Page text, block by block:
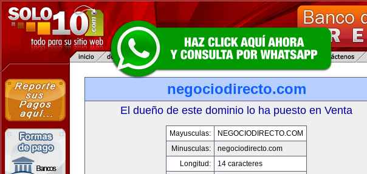
negociodirecto.com
El dueño de este dominio lo ha puesto en Venta
Mayusculas:
NEGOCIODIRECTO.COM
Minusculas:
negociodirecto.com
Longitud:
14 caracteres